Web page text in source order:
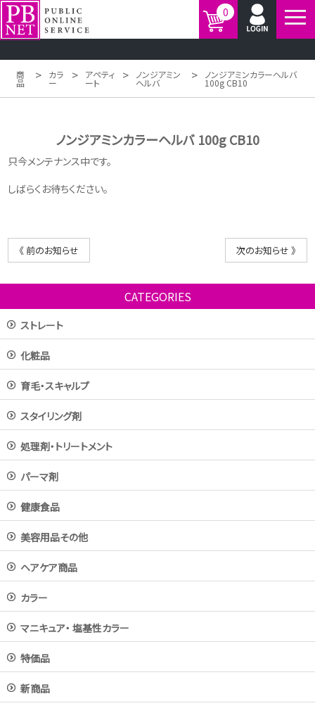
0
商
品 > カラ
ー > アペティ
ート > ノンジアミン
ヘルバ > ノンジアミンカラーヘルバ
100g CB10
ノンジアミンカラーヘルバ 100g CB10
只今メンテナンス中です。
しばらくお待ちください。
《 前のお知らせ 次のお知らせ 》
CATEGORIES
ストレート
化粧品
育毛・スキャルプ
スタイリング剤
処理剤・トリートメント
パーマ剤
健康食品
美容用品その他
ヘアケア商品
カラー
マニキュア・ 塩基性カラー
特価品
新商品